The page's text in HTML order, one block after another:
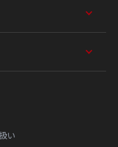
い